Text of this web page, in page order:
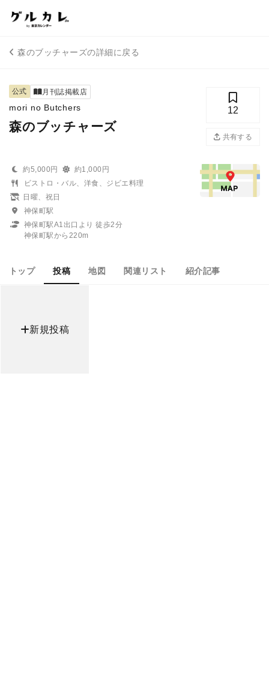
森のブッチャーズの詳細に戻る
公式 月刊誌掲載店
mori no Butchers
森のブッチャーズ
12
共有する
約5,000円
約1,000円
ビストロ・バル、洋食、ジビエ料理
日曜、祝日
神保町駅
神保町駅A1出口より 徒歩2分
神保町駅から220m
トップ 投稿 地図 関連リスト 紹介記事
新規投稿